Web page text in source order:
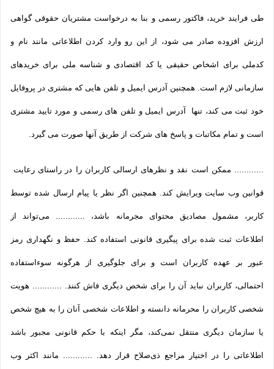
طی فرایند خرید، فاکتور رسمی و بنا به درخواست مشتریان حقوقی گواهی
ارزش افزوده صادر می شود، از این رو وارد کردن اطلاعاتی مانند نام و
کدملی برای اشخاص حقیقی یا کد اقتصادی و شناسه ملی برای خریدهای
سازمانی لازم است. همچنین آدرس ایمیل و تلفن هایی که مشتری در پروفایل
خود ثبت می­ کند، تنها آدرس ایمیل و تلفن­ های رسمی و مورد تایید مشتری
است و تمام مکاتبات و پاسخ های شرکت از طریق آنها صورت می گیرد.
............ ممکن است نقد و نظرهای ارسالی کاربران را در راستای رعایت
قوانین وب سایت ویرایش کند. همچنین اگر نظر یا پیام ارسال شده توسط
کاربر، مشمول مصادیق محتوای مجرمانه باشد، ............ می‌تواند از
اطلاعات ثبت شده برای پیگیری قانونی استفاده کند. حفظ و نگهداری رمز
عبور بر عهده کاربران است و برای جلوگیری از هرگونه سوءاستفاده
احتمالی، کاربران نباید آن را برای شخص دیگری فاش کنند. ............ هویت
شخصی کاربران را محرمانه دانسته و اطلاعات شخصی آنان را به هیچ شخص
یا سازمان دیگری منتقل نمی‌کند، مگر اینکه با حکم قانونی مجبور باشد
اطلاعاتی را در اختیار مراجع ذی‌صلاح قرار دهد. ............ مانند اکثر وب